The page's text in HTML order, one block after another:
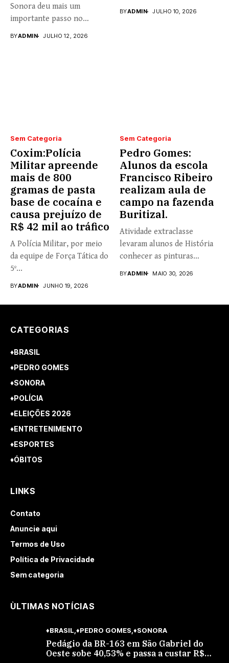
Sonora deu mais um
importante passo no
BYADMIN JULHO 12, 2026
BYADMIN JULHO 10, 2026
Sem Categoria
Coxim:Polícia
Militar apreende
mais de 800
gramas de pasta
base de cocaína e
causa prejuízo de
R$ 42 mil ao tráfico
A Polícia Militar, por meio
da equipe de Força Tática do
5º...
BYADMIN JUNHO 19, 2026
Sem Categoria
Pedro Gomes:
Alunos da escola
Francisco Ribeiro
realizam aula de
campo na fazenda
Buritizal.
Atividade extraclasse
levaram alunos de História
conhecer as pinturas
BYADMIN MAIO 30, 2026
CATEGORIAS
♦BRASIL
♦PEDRO GOMES
♦SONORA
♦POLÍCIA
♦ELEIÇÕES 2026
♦ENTRETENIMENTO
♦ESPORTES
♦ÓBITOS
LINKS
Contato
Anuncie aqui
Termos de Uso
Política de Privacidade
Sem categoria
ÙLTIMAS NOTÍCIAS
♦BRASIL ♦PEDRO GOMES ♦SONORA
Pedágio da BR-163 em São Gabriel do
Oeste sobe 40,53% e passa a custar R$